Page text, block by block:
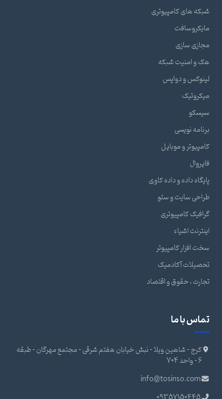
شبکه های کامپیوتری
مایکروسافت
مجازی سازی
هک و امنیت شبکه
لینوکس و دواپس
میکروتیک
سیسکو
برنامه نویسی
کامپیوتر و موبایل
فایروال
پایگاه داده و داده کاوی
طراحی سایت و سئو
گرافیک کامپیوتری
اینترنت اشیاء
سخت افزار کامپیوتر
تحصیلات آکادمیک
تجارت ، حقوق و اقتصاد
تماس با ما
کرج - شاهین ویلا - نبش خیابان هفتم شرقی - مجتمع مهرگان - طبقه
6 - واحد 704
info@tosinso.com